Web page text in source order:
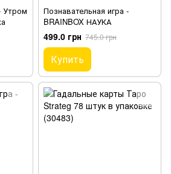
Утром
Познавательная игра -
BRAINBOX НАУКА
499.0 грн 745.0 грн
Купить